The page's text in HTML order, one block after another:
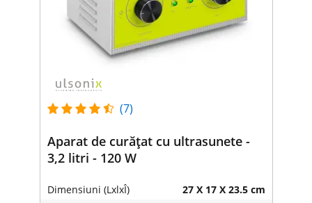
(7)
Aparat de curățat cu ultrasunete -
3,2 litri - 120 W
Dimensiuni (LxlxÎ) 27 X 17 X 23.5 cm